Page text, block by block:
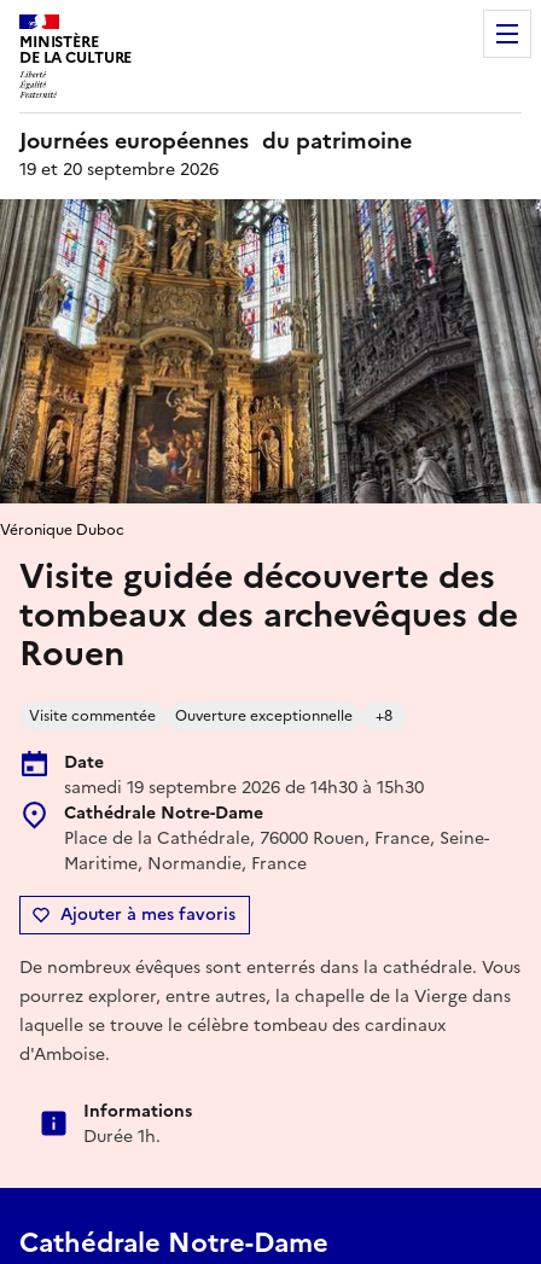
MINISTÈRE
DE LA CULTURE
Journées européennes du patrimoine
19 et 20 septembre 2026
Visite guidée découverte des
tombeaux des archevêques de
Rouen
Visite commentée Ouverture exceptionnelle +8
Date
samedi 19 septembre 2026 de 14h30 à 15h30
Cathédrale Notre-Dame
Place de la Cathédrale, 76000 Rouen, France, Seine-
Maritime, Normandie, France
Ajouter à mes favoris
Véronique Duboc
De nombreux évêques sont enterrés dans la cathédrale. Vous
pourrez explorer, entre autres, la chapelle de la Vierge dans
laquelle se trouve le célèbre tombeau des cardinaux
d'Amboise.
Informations
Durée 1h.
Cathédrale Notre-Dame